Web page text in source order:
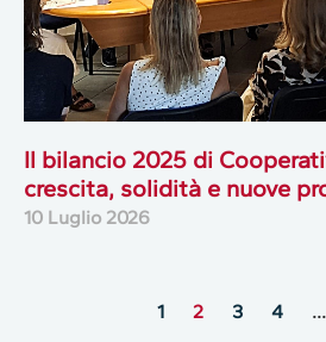
Il bilancio 2025 di
crescita, solidità e nuove
10 Luglio 2026
1 2 3 4 …